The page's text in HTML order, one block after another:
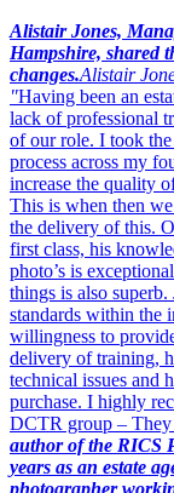
Alistair Jones,
Hampshire, shared
changes.​​​​‌ ‍ ​‍​‍‌‍ ‌ ​‍‌‍‍‌‌‍‌ ‌‍‍‌‌‍ ‍​‍​‍​ ‍‍​‍​‍‌ ​ ‌‍​‌‌‍ ‍‌‍‍‌‌ ‌​‌ ‍‌​‍ ‍‌‍‍‌‌‍ ​‍​‍​‍ ​​‍​‍‌‍‍​‌ ​‍‌‍‌‌‌‍‌‍​‍​‍​ ‍‍​‍​‍​‍ ‌‍​‌‌‍‌​‌‍ ‌‌‍‍‌‌‍ ‍​‍ ‌‍‍‌‌‍ ‍‌ ‌​‌‍‌‌‌‍ ‍‌ ‌​​‍ ‌‍‌‌‌‍‌​‌‍‍‌‌ ‌​​‍ ‌‍ ‌‌‍ ‌‍‌​‌‍‌‌​ ‌‌ ​​‌ ​‍‌‍‌‌‌ ​ ‌‍‌‌‌‍ ‍‌ ‌​‌‍​‌‌ ‌​‌‍‍‌‌‍ ‌‍ ‍​ ‍ ‌‍‍‌‌‍‌​​ ‌‌‍​‌‌‍​‍​ ‍‌​ ‌‍‌‍‌​‌‍‌​‌‍‌‌​ ​‍​‍ ‌‌‍‌​​ ‌‍​ ‌‍‌‍‌‌​‍ ‌​ ‌​​ ​ ‌‍‌​‌‍​‍​‍ ‌​ ‍‌​ ​‌​ ​​​ ‌ ​‍ ‌​ ​ ​ ​‌‌‍​‌​ ​‍‌‍‌‍​ ‌ ‌‍‌‍‌‍​‌​ ​‌​ ‌‌​ ‌‌‌‍​‌​ ‍ ‌ ‌​‌ ‍‌‌ ​​‌‍‌‌​ ‌‌ ​​‌‍ ‌ ​ ‌ ‌​​ ‍ ‌ ​​‌‍​‌‌ ‌​‌‍‍​​ ‌‌‍‌‌‌ ‍​‌‍​ ‌‍‌‌‌ ​‍‌ ​​‌ ‌​​‍‌‌​ ‌‌‌​​‍‌‌ ‌‍‍ ‌‍‌‌‌ ‍‌​‍‌‌​ ​ ‌​‌​​‍‌‌​ ​ ‌​‌​​‍‌‌​ ​‍​ ​‍​ ​ ​ ‌ ​ ​‍​ ​‍​ ​​‌‍‌‍‌‍‌‌​ ​‌​ ‌‌​ ​‌‌‍​‌​ ​‍​‍‌‌​ ​‍​ ​‍​‍‌‌​ ‌‌‌​‌​​‍ ‍‌‍​ ‌‍‍​‌‍‍‌‌‍ ​‌‍‌​‌ ​‍‌‍‌‌‌‍ ‍​‍‌‌​ ‌‌‌​​‍‌‌ ‌‍‍ ‌‍‌‌‌ ‍‌​‍‌‌​ ​ ‌​‌​​‍‌‌​ ​ ‌​‌​​‍‌‌​ ​‍​ ​‍‌‍‌​​ ‍‌​ ‍‌‌‍‌‍​ ‌​​ ‍‌​ ‍​‌‍​‌​ ‌‌‌‍‌​‌‍​‍​ ‍‌​‍‌‌​ ​‍​ ​‍​‍‌‌​ ‌‌‌​‌​​‍ ‍‌ ‌​‌‍‌‌‌ ‍​‌ ‌​​ ‌‍​‍‌‍​‌‌ ​ ‌‍‌‌‌‌‌‌‌ ​‍‌‍ ​​ ‌​‍‌‌​ ​‍‌​‌‍‌‍​‌‌‍‌​‌‍ ‌‌‍‍‌‌‍ ‍​‍‌‍‌‍‍‌‌‍‌​​ ‌‌‍​‌‌‍​‍​ ‍‌​ ‌‍‌‍‌​‌‍‌​‌‍‌‌​ ​‍​‍ ‌‌‍‌​​ ‌‍​ ‌‍‌‍‌‌​‍ ‌​ ‌​​ ​ ‌‍‌​‌‍​‍​‍ ‌​ ‍‌​ ​‌​ ​​​ ‌ ​‍ ‌​ ​ ​ ​‌‌‍​‌​ ​‍‌‍‌‍​ ‌ ‌‍‌‍‌‍​‌​ ​‌​ ‌‌​ ‌‌‌‍​‌​‍‌‍‌ ‌​‌ ‍‌‌ ​​‌‍‌‌​ ‌‌ ​​‌‍ ‌ ​ ‌ ‌​​‍‌‍‌ ​​‌‍​‌‌ ‌​‌‍‍​​ ‌‌‍‌‌‌ ‍​‌‍​ ‌‍‌‌‌ ​‍‌ ​​‌ ‌​​‍‌‌​ ‌‌‌​​‍‌‌ ‌‍‍ ‌‍‌‌‌ ‍‌​‍‌‌​ ​ ‌​‌​​‍‌‌​ ​ ‌​‌​​‍‌‌​ ​‍​ ​‍​ ​ ​ ‌ ​ ​‍​ ​‍​ ​​‌‍‌‍‌‍‌‌​ ​‌​ ‌‌​ ​‌‌‍​‌​ ​‍​‍‌‌​ ​‍​ ​‍​‍‌‌​ ‌‌‌​‌​​‍ ‍‌‍​ ‌‍‍​‌‍‍‌‌‍ ​‌‍‌​‌ ​‍‌‍‌‌‌‍ ‍​‍‌‌​ ‌‌‌​​‍‌‌ ‌‍‍ ‌‍‌‌‌ ‍‌​‍‌‌​ ​ ‌​‌​​‍‌‌​ ​ ‌​‌​​‍‌‌​ ​‍​ ​‍‌‍‌​​ ‍‌​ ‍‌‌‍‌‍​ ‌​​ ‍‌​ ‍​‌‍​‌​ ‌‌‌‍‌​‌‍​‍​ ‍‌​‍‌‌​ ​‍​ ​‍​‍‌‌​ ‌‌‌​‌​​‍ ‍‌ ‌​‌‍‌‌‌ ‍​‌ ‌​​‍​‍‌ ‌Alistair
"​​​​‌ ‍ ​‍​‍‌‍ ‌ ​‍‌‍‍‌‌‍‌ ‌‍‍‌‌‍ ‍​‍​‍​ ‍‍​‍​‍‌ ​ ‌‍​‌‌‍ ‍‌‍‍‌‌ ‌​‌ ‍‌​‍ ‍‌‍‍‌‌‍ ​‍​‍​‍ ​​‍​‍‌‍‍​‌ ​‍‌‍‌‌‌‍‌‍​‍​‍​ ‍‍​‍​‍​‍ ‌‍​‌‌‍‌​‌‍ ‌‌‍‍‌‌‍ ‍​‍ ‌‍‍‌‌‍ ‍‌ ‌​‌‍‌‌‌‍ ‍‌ ‌​​‍ ‌‍‌‌‌‍‌​‌‍‍‌‌ ‌​​‍ ‌‍ ‌‌‍ ‌‍‌​‌‍‌‌​ ‌‌ ​​‌ ​‍‌‍‌‌‌ ​ ‌‍‌‌‌‍ ‍‌ ‌​‌‍​‌‌ ‌​‌‍‍‌‌‍ ‌‍ ‍​ ‍ ‌‍‍‌‌‍‌​​ ‌‌‍​‌‌‍​‍​ ‍‌​ ‌‍‌‍‌​‌‍‌​‌‍‌‌​ ​‍​‍ ‌‌‍‌​​ ‌‍​ ‌‍‌‍‌‌​‍ ‌​ ‌​​ ​ ‌‍‌​‌‍​‍​‍ ‌​ ‍‌​ ​‌​ ​​​ ‌ ​‍ ‌​ ​ ​ ​‌‌‍​‌​ ​‍‌‍‌‍​ ‌ ‌‍‌‍‌‍​‌​ ​‌​ ‌‌​ ‌‌‌‍​‌​ ‍ ‌ ‌​‌ ‍‌‌ ​​‌‍‌‌​ ‌‌ ​​‌‍ ‌ ​ ‌ ‌​​ ‍ ‌ ​​‌‍​‌‌ ‌​‌‍‍​​ ‌‌‍‌‌‌ ‍​‌‍​ ‌‍‌‌‌ ​‍‌ ​​‌ ‌​​‍‌‌​ ‌‌‌​​‍‌‌ ‌‍‍ ‌‍‌‌‌ ‍‌​‍‌‌​ ​ ‌​‌​​‍‌‌​ ​ ‌​‌​​‍‌‌​ ​‍​ ​‍​ ​ ‌‍​‍​ ‌‌​ ‍​‌‍‌‌‌‍‌‌​ ‌ ​ ​​​ ​ ​ ‍​​ ‍‌‌‍​‍​‍‌‌​ ​‍​ ​‍​‍‌‌​ ‌‌‌​‌​​‍ ‍‌‍​ ‌‍‍​‌‍‍‌‌‍ ​‌‍‌​‌ ​‍‌‍‌‌‌‍ ‍​‍‌‌​ ‌‌‌​​‍‌‌ ‌‍‍ ‌‍‌‌‌ ‍‌​‍‌‌​ ​ ‌​‌​​‍‌‌​ ​ ‌​‌​​‍‌‌​ ​‍​ ​‍‌‍‌‍​ ‌‌‌‍​‍‌‍‌‍​ ‌​‌‍‌​​ ​‌‌‍‌‍​ ‌‌‌‍​‍‌‍‌​​ ​​​‍‌‌​ ​‍​ ​‍​‍‌‌​ ‌‌‌​‌​​‍ ‍‌ ‌​‌‍‌‌‌ ‍​‌ ‌​​ ‌‍​‍‌‍​‌‌ ​ ‌‍‌‌‌‌‌‌‌ ​‍‌‍ ​​ ‌​‍‌‌​ ​‍‌​‌‍‌‍​‌‌‍‌​‌‍ ‌‌‍‍‌‌‍ ‍​‍‌‍‌‍‍‌‌‍‌​​ ‌‌‍​‌‌‍​‍​ ‍‌​ ‌‍‌‍‌​‌‍‌​‌‍‌‌​ ​‍​‍ ‌‌‍‌​​ ‌‍​ ‌‍‌‍‌‌​‍ ‌​ ‌​​ ​ ‌‍‌​‌‍​‍​‍ ‌​ ‍‌​ ​‌​ ​​​ ‌ ​‍ ‌​ ​ ​ ​‌‌‍​‌​ ​‍‌‍‌‍​ ‌ ‌‍‌‍‌‍​‌​ ​‌​ ‌‌​ ‌‌‌‍​‌​‍‌‍‌ ‌​‌ ‍‌‌ ​​‌‍‌‌​ ‌‌ ​​‌‍ ‌ ​ ‌ ‌​​‍‌‍‌ ​​‌‍​‌‌ ‌​‌‍‍​​ ‌‌‍‌‌‌ ‍​‌‍​ ‌‍‌‌‌ ​‍‌ ​​‌ ‌​​‍‌‌​ ‌‌‌​​‍‌‌ ‌‍‍ ‌‍‌‌‌ ‍‌​‍‌‌​ ​ ‌​‌​​‍‌‌​ ​ ‌​‌​​‍‌‌​ ​‍​ ​‍​ ​ ‌‍​‍​ ‌‌​ ‍​‌‍‌‌‌‍‌‌​ ‌ ​ ​​​ ​ ​ ‍​​ ‍‌‌‍​‍​‍‌‌​ ​‍​ ​‍​‍‌‌​ ‌‌‌​‌​​‍ ‍‌‍​ ‌‍‍​‌‍‍‌‌‍ ​‌‍‌​‌ ​‍‌‍‌‌‌‍ ‍​‍‌‌​ ‌‌‌​​‍‌‌ ‌‍‍ ‌‍‌‌‌ ‍‌​‍‌‌​ ​ ‌​‌​​‍‌‌​ ​ ‌​‌​​‍‌‌​ ​‍​ ​‍‌‍‌‍​ ‌‌‌‍​‍‌‍‌‍​ ‌​‌‍‌​​ ​‌‌‍‌‍​ ‌‌‌‍​‍‌‍‌​​ ​​​‍‌‌​ ​‍​ ​‍​‍‌‌​ ‌‌‌​‌​​‍ ‍‌ ‌​‌‍‌‌‌ ‍​‌ ‌​​‍​‍‌ ‌Having been an
lack of professional
of our role. I took
process across my
increase the quality
This is when then
the delivery of this.
first class, his
photo’s is
things is also
standards within the
willingness to
delivery of training,
technical issues and
purchase. I highly
DCTR group – They have been brilliant.​​​​‌
author of the RICS
years as an estate